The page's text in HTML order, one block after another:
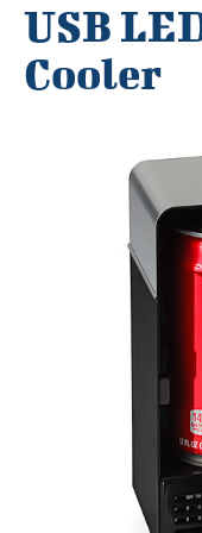
USB
Cooler